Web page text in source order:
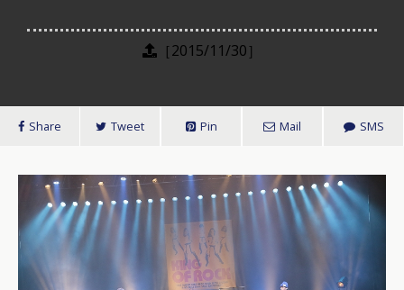
［2015/11/30］
Share Tweet Pin Mail SMS